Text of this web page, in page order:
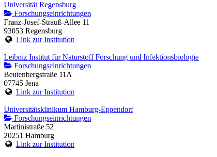
Universität Regensburg
Forschungseinrichtungen
Franz-Josef-Strauß-Allee 11
93053 Regensburg
Link zur Institution
Leibniz Institut für Naturstoff Forschung und Infektionsbiologie
Forschungseinrichtungen
Beutenbergstraße 11A
07745 Jena
Link zur Institution
Universitätsklinikum Hamburg-Eppendorf
Forschungseinrichtungen
Martinistraße 52
20251 Hamburg
Link zur Institution